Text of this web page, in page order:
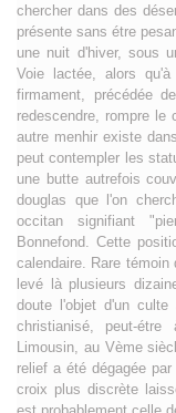
chercher dans des
présente sans étre
une nuit d'hiver, sous
Voie lactée, alors
firmament, précédée
redescendre, rompre le
autre menhir existe
peut contempler les
une butte autrefois
douglas que l'on
occitan signifiant
Bonnefond. Cette
calendaire. Rare témoin
levé là plusieurs
doute l'objet d'un
christianisé, peut-
Limousin, au Vème
relief a été dégagée
croix plus discrète